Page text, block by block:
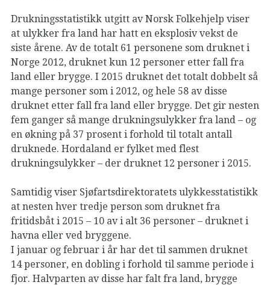
Drukningsstatistikk utgitt av Norsk Folkehjelp viser
at ulykker fra land har hatt en eksplosiv vekst de
siste årene. Av de totalt 61 personene som druknet i
Norge 2012, druknet kun 12 personer etter fall fra
land eller brygge. I 2015 druknet det totalt dobbelt så
mange personer som i 2012, og hele 58 av disse
druknet etter fall fra land eller brygge. Det gir nesten
fem ganger så mange drukningsulykker fra land – og
en økning på 37 prosent i forhold til totalt antall
druknede. Hordaland er fylket med flest
drukningsulykker – der druknet 12 personer i 2015.
Samtidig viser Sjøfartsdirektoratets ulykkesstatistikk
at nesten hver tredje person som druknet fra
fritidsbåt i 2015 – 10 av i alt 36 personer – druknet i
havna eller ved bryggene.
I januar og februar i år har det til sammen druknet
14 personer, en dobling i forhold til samme periode i
fjor. Halvparten av disse har falt fra land, brygge